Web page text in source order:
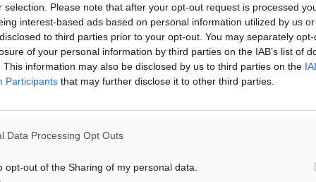
selection. Please note that after your opt-out request is processed
interest-based ads based on personal information utilized by us
to third parties prior to your opt-out. You may separately
of your personal information by third parties on the IAB’s list of
This information may also be disclosed by us to third parties on the
Participants that may further disclose it to other third parties.
Data Processing Opt Outs
opt-out of the Sharing of my personal data.
πρόστιμο είναι 5.000
των νέων ρυθμίσεων, ο
κ. Σωκράτης
αυθαίρετο 100
2.000 ευρώ το
ποινικής δίκης και
τους…